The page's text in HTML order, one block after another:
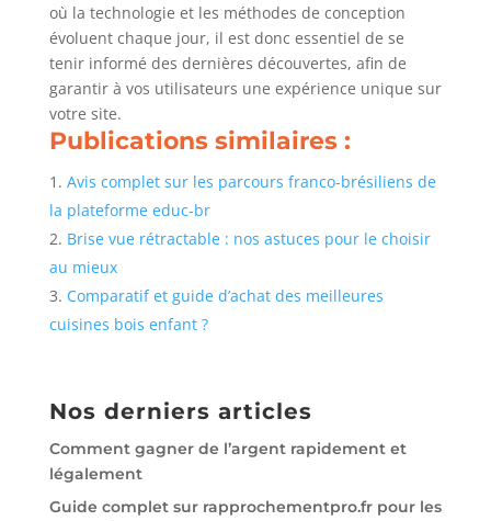
où la technologie et les méthodes de conception
évoluent chaque jour, il est donc essentiel de se
tenir informé des dernières découvertes, afin de
garantir à vos utilisateurs une expérience unique sur
votre site.
Publications similaires :
Avis complet sur les parcours franco-brésiliens de
la plateforme educ-br
Brise vue rétractable : nos astuces pour le choisir
au mieux
Comparatif et guide d’achat des meilleures
cuisines bois enfant ?
Nos derniers articles
Comment gagner de l’argent rapidement et
légalement
Guide complet sur rapprochementpro.fr pour les